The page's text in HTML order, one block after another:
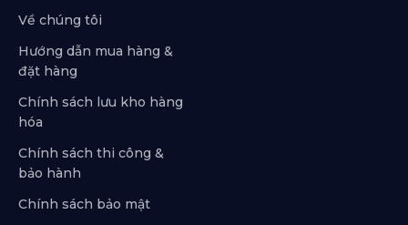
Về chúng tôi
Hướng dẫn mua hàng &
đặt hàng
Chính sách lưu kho hàng
hóa
Chính sách thi công &
bảo hành
Chính sách bảo mật